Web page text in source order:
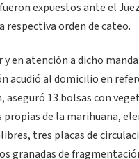
expuestos ante el
respectiva orden de cateo.
en atención a dicho
acudió al domicilio en
aseguró 13 bolsas con
de la marihuana,
tres placas de
granadas de